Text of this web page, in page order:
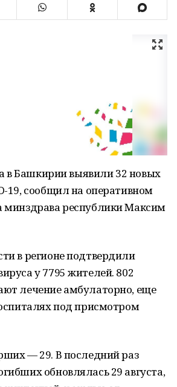
в Башкирии выявили 32 новых
19, сообщил на оперативном
минздрава республики Максим
в регионе подтвердили
у 7795 жителей. 802
лечение амбулаторно, еще
под присмотром
— 29. В последний раз
обновлялась 29 августа,